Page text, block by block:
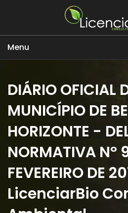
Menu
DIÁRIO OFICIAL
MUNICÍPIO DE
HORIZONTE -
NORMATIVA Nº
FEVEREIRO DE
LicenciarBio